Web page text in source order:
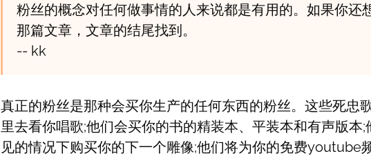
粉丝的概念对任何做事情的人来说都是有用的。如果你还
那篇文章，文章的结尾找到。
-- kk
真正的粉丝是那种会买你生产的任何东西的粉丝。这些死忠
里去看你唱歌;他们会买你的书的精装本、平装本和有声版本;
见的情况下购买你的下一个雕像;他们将为你的免费youtube